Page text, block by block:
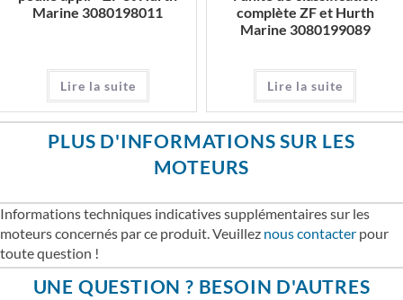
Marine 3080198011
Lire la suite
complète ZF et Hurth
Marine 3080199089
Lire la suite
PLUS D'INFORMATIONS SUR LES
MOTEURS
Informations techniques indicatives supplémentaires sur les
moteurs concernés par ce produit. Veuillez nous contacter pour
toute question !
UNE QUESTION ? BESOIN D'AUTRES